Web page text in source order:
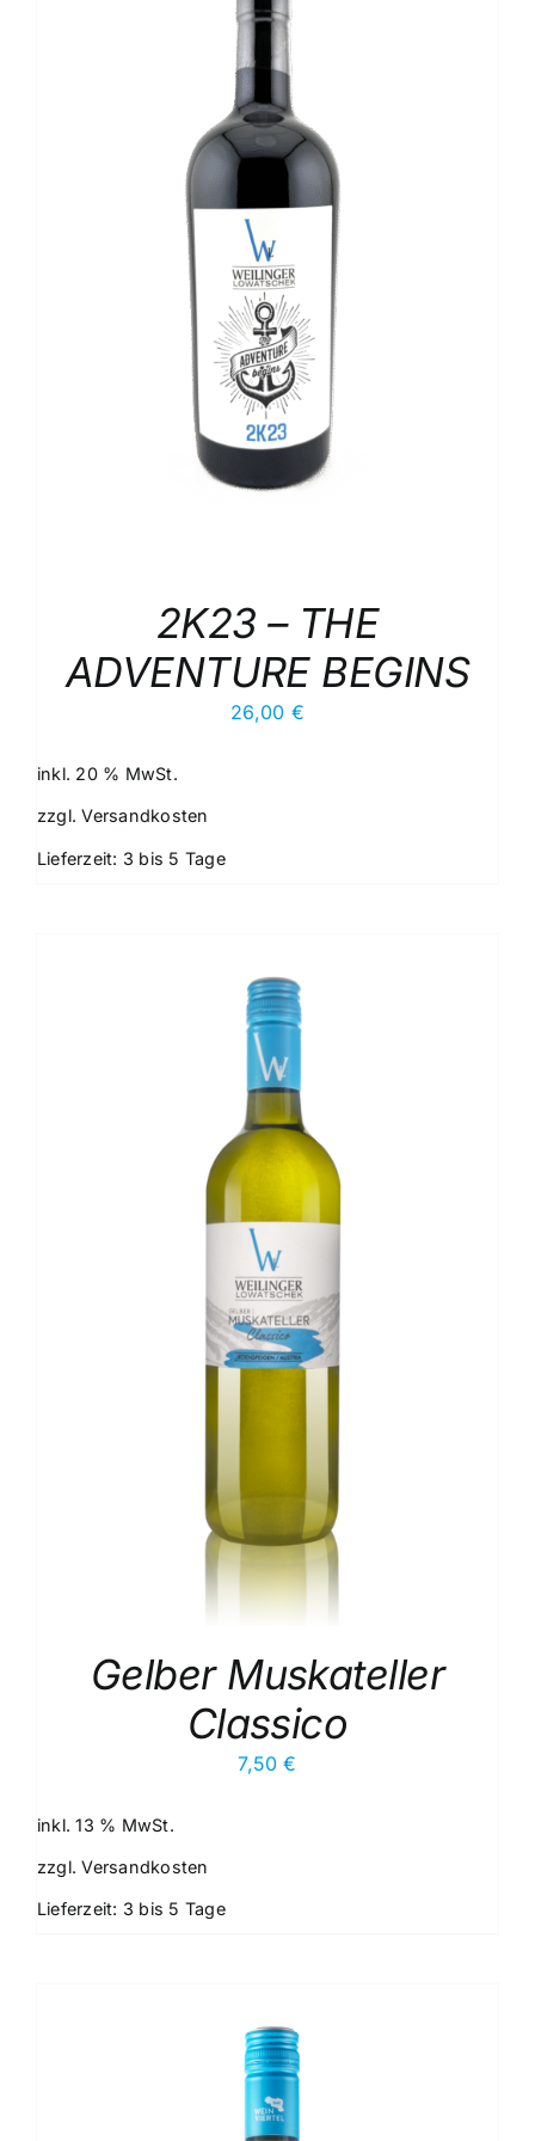
2K23 – THE
ADVENTURE BEGINS
26,00 €
inkl. 20 % MwSt.
zzgl.Versandkosten
Lieferzeit: 3 bis 5 Tage
Gelber Muskateller
Classico
7,50€
inkl. 13 % MwSt.
zzgl.Versandkosten
Lieferzeit: 3 bis 5 Tage